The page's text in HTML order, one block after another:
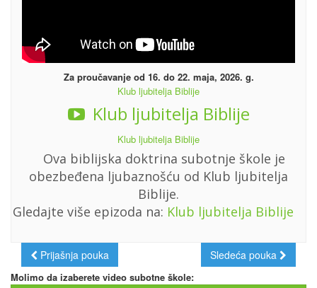
Za proučavanje od 16. do 22. maja, 2026. g.
Klub ljubitelja Biblije
Klub ljubitelja Biblije
Klub ljubitelja Biblije
Ova biblijska doktrina subotnje škole je
obezbeđena ljubaznošću od Klub ljubitelja
Biblije.
Gledajte više epizoda na: Klub ljubitelja Biblije
Prijašnja pouka Sledeća pouka
Molimo da izaberete video subotne škole: